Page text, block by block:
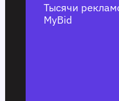
Тысячи
MyBid